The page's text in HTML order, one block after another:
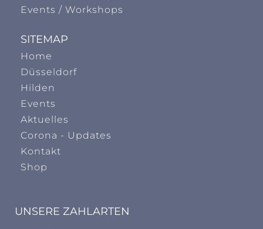
SITEMAP
Home
Düsseldorf
Hilden
Events
Aktuelles
Corona - Updates
Kontakt
Shop
Events / Workshops
UNSERE ZAHLARTEN